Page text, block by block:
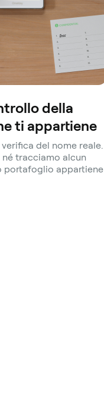
della
ti appartiene
del nome reale.
tracciamo alcun
portafoglio appartiene